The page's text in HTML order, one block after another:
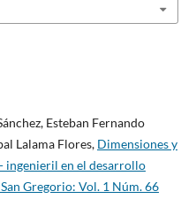
Esteban Fernando
Lalama Flores, Dimensiones y
ingenieril en el desarrollo
Gregorio: Vol. 1 Núm. 66